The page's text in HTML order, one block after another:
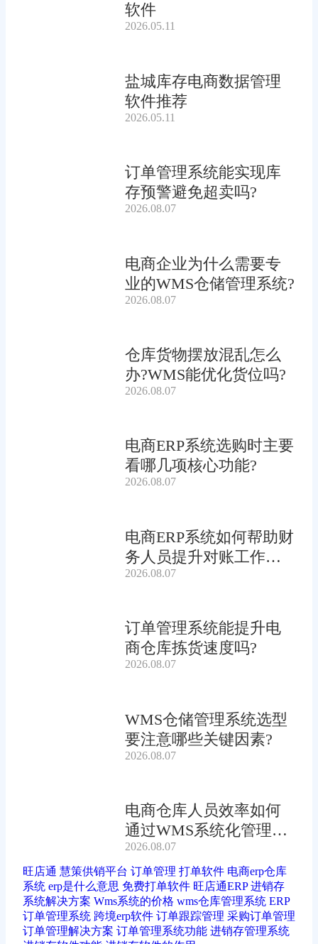
软件
2026.05.11
盐城库存电商数据管理
软件推荐
2026.05.11
订单管理系统能实现库
存预警避免超卖吗?
2026.08.07
电商企业为什么需要专
业的WMS仓储管理系统?
2026.08.07
仓库货物摆放混乱怎么
办?WMS能优化货位吗?
2026.08.07
电商ERP系统选购时主要
看哪几项核心功能?
2026.08.07
电商ERP系统如何帮助财
务人员提升对账工作效
率?
2026.08.07
订单管理系统能提升电
商仓库拣货速度吗?
2026.08.07
WMS仓储管理系统选型
要注意哪些关键因素?
2026.08.07
电商仓库人员效率如何
通过WMS系统化管理提
升?
2026.08.07
旺店通 慧策供销平台 订单管理 打单软件 电商erp仓库
系统 erp是什么意思 免费打单软件 旺店通ERP 进销存
系统解决方案 Wms系统的价格 wms仓库管理系统 ERP
订单管理系统 跨境erp软件 订单跟踪管理 采购订单管理
订单管理解决方案 订单管理系统功能 进销存管理系统